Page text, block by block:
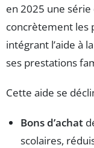
en 2025 une
concrètement les
intégrant l’aide à
ses prestations
Cette aide se
Bons d’achat
scolaires,